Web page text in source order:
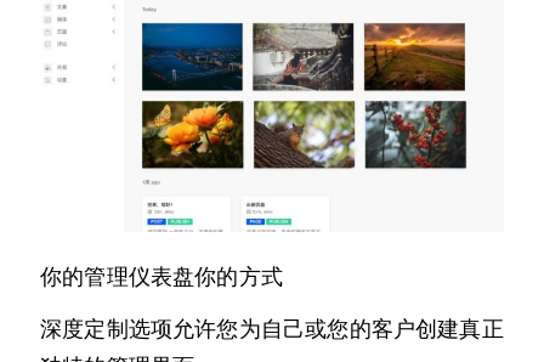
你的管理仪表盘你的方式
深度定制选项允许您为自己或您的客户创建真正